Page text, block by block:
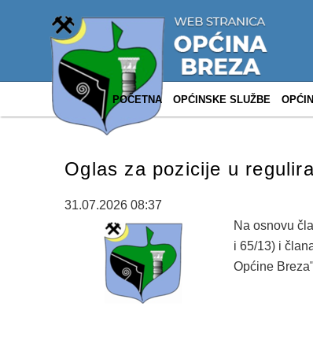
POČETNA OPĆINSKE SLUŽBE
Oglas za pozicije u
31.07.2026 08:37
Na osnovu
i 65/13) i
Općine